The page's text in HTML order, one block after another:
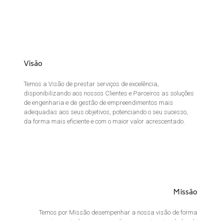
Visão
Temos a Visão de prestar serviços de excelência,
disponibilizando aos nossos Clientes e Parceiros as soluções
de engenharia e de gestão de empreendimentos mais
adequadas aos seus objetivos, potenciando o seu sucesso,
da forma mais eficiente e com o maior valor acrescentado.
Missão
Temos por Missão desempenhar a nossa visão de forma